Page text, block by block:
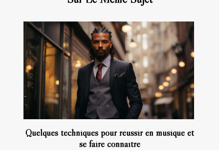
Quelques techniques pour réussir en musique et
se faire connaître